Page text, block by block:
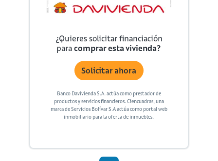
¿Quieres solicitar financiación
paracomprar esta vivienda?
Solicitar ahora
Banco Davivienda S.A. actúa como prestador de
productos y servicios financieros. Ciencuadras, una
marca de Servicios Bolívar S.A actúa como portal web
inmobiliario para la oferta de inmuebles.